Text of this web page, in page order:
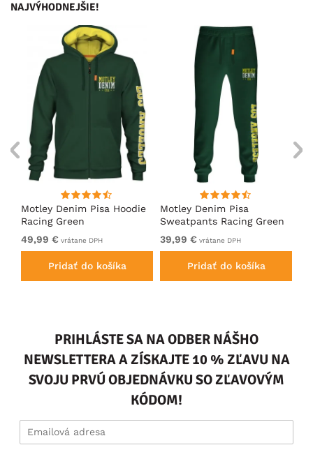
NAJVÝHODNEJŠIE!
Motley Denim Pisa Hoodie
Racing Green
49,99 € vrátane DPH
Pridať do košíka
Motley Denim Pisa
Sweatpants Racing Green
39,99 € vrátane DPH
Pridať do košíka
PRIHLÁSTE SA NA ODBER NÁŠHO
NEWSLETTERA A ZÍSKAJTE 10 % ZĽAVU NA
SVOJU PRVÚ OBJEDNÁVKU SO ZĽAVOVÝM
KÓDOM!